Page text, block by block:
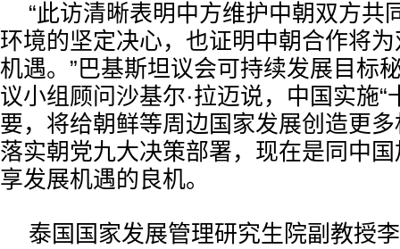
“此访清晰表明中方维护中朝双方共
环境的坚定决心，也证明中朝合作将
机遇。”巴基斯坦议会可持续发展目标
议小组顾问沙基尔·拉迈说，中国实施“
要，将给朝鲜等周边国家发展创造更
落实朝党九大决策部署，现在是同中
享发展机遇的良机。
泰国国家发展管理研究生院副教授